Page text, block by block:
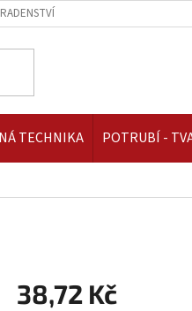
TECHNIKA POTRUBÍ -
38,72 Kč